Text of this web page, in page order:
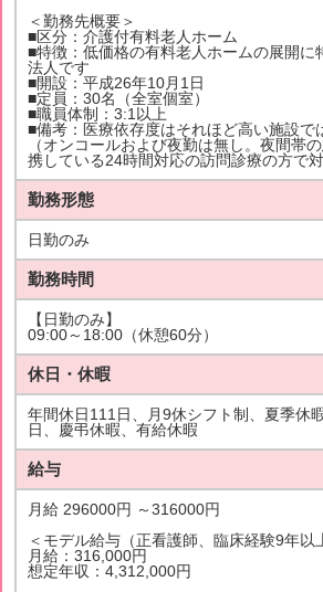
＜勤務先概要＞
■区分：介護付有料老人ホーム
■特徴：低価格の有料老人ホームの展開に
法人です
■開設：平成26年10月1日
■定員：30名（全室個室）
■職員体制：3:1以上
■備考：医療依存度はそれほど高い施設で
（オンコールおよび夜勤は無し。夜間帯
携している24時間対応の訪問診療の方で
勤務形態
日勤のみ
勤務時間
【日勤のみ】
09:00～18:00（休憩60分）
休日・休暇
年間休日111日、月9休シフト制、夏季休
日、慶弔休暇、有給休暇
給与
月給 296000円 ～316000円
＜モデル給与（正看護師、臨床経験9年以
月給：316,000円
想定年収：4,312,000円